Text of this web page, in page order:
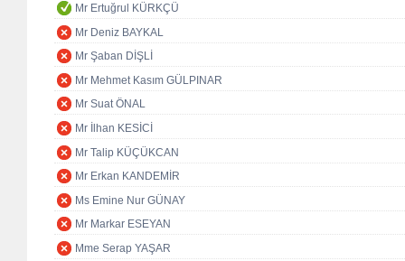
Mr Ertuğrul KÜRKÇÜ
Mr Deniz BAYKAL
Mr Şaban DİŞLİ
Mr Mehmet Kasım GÜLPINAR
Mr Suat ÖNAL
Mr İlhan KESİCİ
Mr Talip KÜÇÜKCAN
Mr Erkan KANDEMİR
Ms Emine Nur GÜNAY
Mr Markar ESEYAN
Mme Serap YAŞAR